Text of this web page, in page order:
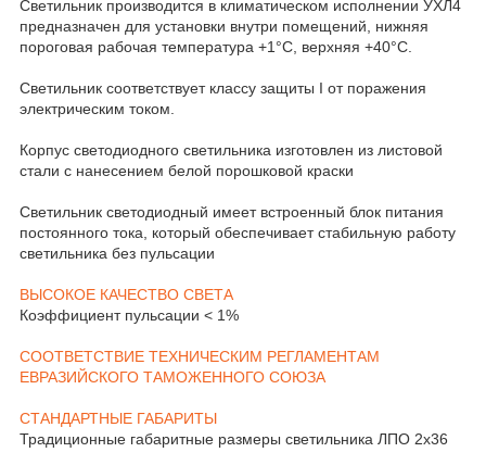
Светильник производится в климатическом исполнении УХЛ4
предназначен для установки внутри помещений, нижняя
пороговая рабочая температура +1°C, верхняя +40°C.
Светильник соответствует классу защиты I от поражения
электрическим током.
Корпус светодиодного светильника изготовлен из листовой
стали с нанесением белой порошковой краски
Светильник светодиодный имеет встроенный блок питания
постоянного тока, который обеспечивает стабильную работу
светильника без пульсации
ВЫСОКОЕ КАЧЕСТВО СВЕТА
Коэффициент пульсации < 1%
СООТВЕТСТВИЕ ТЕХНИЧЕСКИМ РЕГЛАМЕНТАМ
ЕВРАЗИЙСКОГО ТАМОЖЕННОГО СОЮЗА
СТАНДАРТНЫЕ ГАБАРИТЫ
Традиционные габаритные размеры светильника ЛПО 2х36